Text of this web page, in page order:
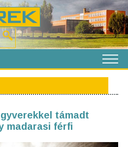
támadt
madarasi férfi